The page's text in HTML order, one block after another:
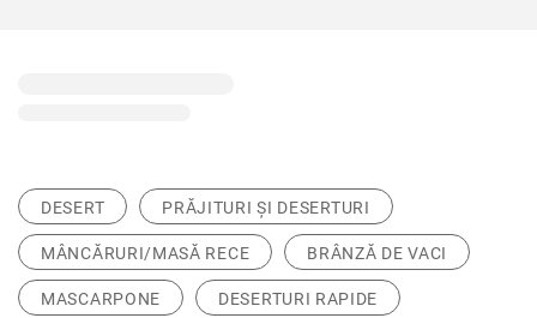
DESERT PRĂJITURI ȘI DESERTURI
MÂNCĂRURI/MASĂ RECE BRÂNZĂ DE VACI
MASCARPONE DESERTURI RAPIDE